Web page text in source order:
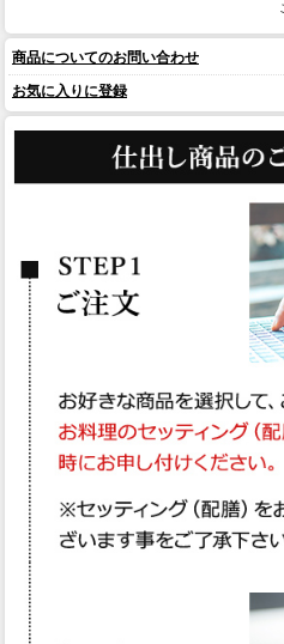
商品についてのお問い合わせ
お気に入りに登録